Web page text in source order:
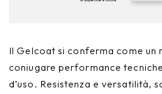
Il Gelcoat si conferma come un
coniugare performance
d’uso. Resistenza e versatilità,